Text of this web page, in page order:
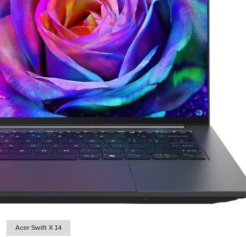
Acer Swift X 14